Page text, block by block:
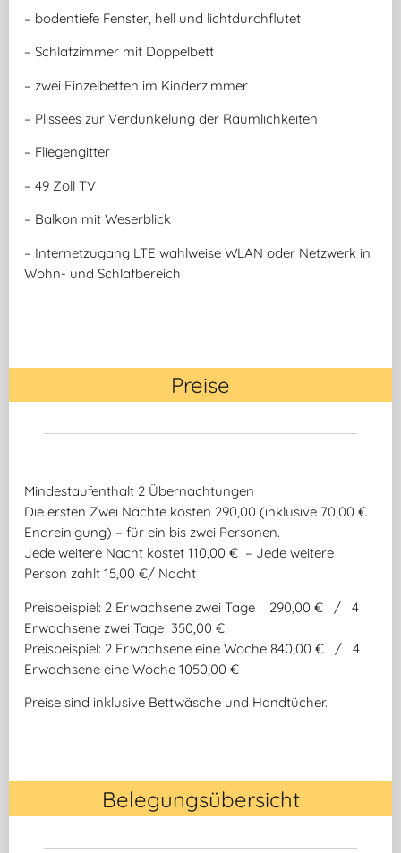
– bodentiefe Fenster, hell und lichtdurchflutet
– Schlafzimmer mit Doppelbett
– zwei Einzelbetten im Kinderzimmer
– Plissees zur Verdunkelung der Räumlichkeiten
– Fliegengitter
– 49 Zoll TV
– Balkon mit Weserblick
– Internetzugang LTE wahlweise WLAN oder Netzwerk in
Wohn- und Schlafbereich
Preise
Mindestaufenthalt 2 Übernachtungen
Die ersten Zwei Nächte kosten 290,00 (inklusive 70,00 €
Endreinigung) – für ein bis zwei Personen.
Jede weitere Nacht kostet 110,00 € – Jede weitere
Person zahlt 15,00 €/ Nacht
Preisbeispiel: 2 Erwachsene zwei Tage 290,00 € / 4
Erwachsene zwei Tage 350,00 €
Preisbeispiel: 2 Erwachsene eine Woche 840,00 € / 4
Erwachsene eine Woche 1050,00 €
Preise sind inklusive Bettwäsche und Handtücher.
Belegungsübersicht